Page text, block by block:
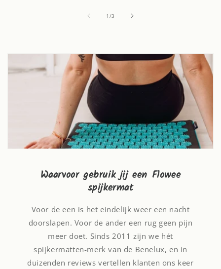
1 /van
3
Waarvoor gebruik jij een Flowee
spijkermat
Voor de een is het eindelijk weer een nacht
doorslapen. Voor de ander een rug geen pijn
meer doet. Sinds 2011 zijn we hét
spijkermatten-merk van de Benelux, en in
duizenden reviews vertellen klanten ons keer